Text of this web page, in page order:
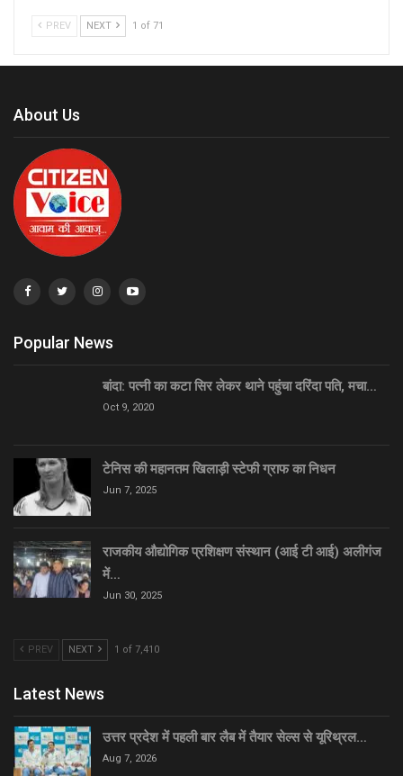
PREV NEXT 1 of 71
About Us
Popular News
बांदा: पत्नी का कटा सिर लेकर थाने पहुंचा दरिंदा पति, मचा…
Oct 9, 2020
टेनिस की महानतम खिलाड़ी स्टेफी ग्राफ का निधन
Jun 7, 2025
राजकीय औद्योगिक प्रशिक्षण संस्थान (आई टी आई) अलीगंज
में…
Jun 30, 2025
PREV NEXT 1 of 7,410
Latest News
उत्तर प्रदेश में पहली बार लैब में तैयार सेल्स से यूरिथ्रल…
Aug 7, 2026